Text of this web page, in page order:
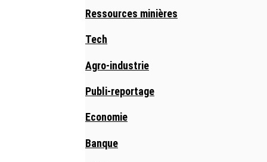
Ressources minières
Tech
Agro-industrie
Publi-reportage
Economie
Banque